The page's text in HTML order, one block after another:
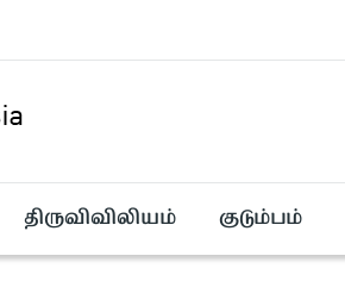
திருவிவிலியம் குடும்பம்